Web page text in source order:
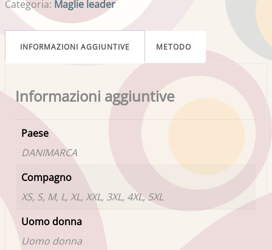
Categoria: Maglie leader
INFORMAZIONI AGGIUNTIVE METODO
Informazioni aggiuntive
Paese
DANIMARCA
Compagno
XS, S, M, L, XL, XXL, 3XL, 4XL, 5XL
Uomo donna
Uomo donna